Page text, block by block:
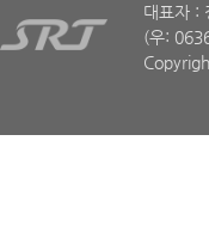
대표자 :
(우: